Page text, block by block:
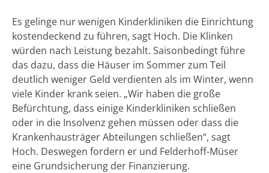
Es gelinge nur wenigen Kinderkliniken die Einrichtung
kostendeckend zu führen, sagt Hoch. Die Klinken
würden nach Leistung bezahlt. Saisonbedingt führe
das dazu, dass die Häuser im Sommer zum Teil
deutlich weniger Geld verdienten als im Winter, wenn
viele Kinder krank seien. „Wir haben die große
Befürchtung, dass einige Kinderkliniken schließen
oder in die Insolvenz gehen müssen oder dass die
Krankenhausträger Abteilungen schließen“, sagt
Hoch. Deswegen fordern er und Felderhoff-Müser
eine Grundsicherung der Finanzierung.